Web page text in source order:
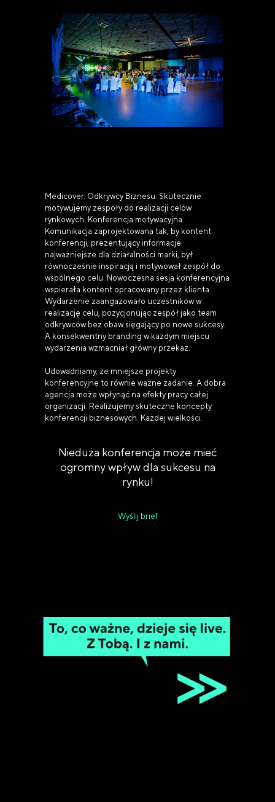
Medicover. Odkrywcy Biznesu. Skutecznie
motywujemy zespoły do realizacji celów
rynkowych. Konferencja motywacyjna.
Komunikacja zaprojektowana tak, by kontent
konferencji, prezentujący informacje
najważniejsze dla działalności marki, był
równocześnie inspiracją i motywował zespół do
wspólnego celu. Nowoczesna sesja konferencyjna
wspierała kontent opracowany przez klienta.
Wydarzenie zaangażowało uczestników w
realizację celu, pozycjonując zespół jako team
odkrywców bez obaw sięgający po nowe sukcesy.
A konsekwentny branding w każdym miejscu
wydarzenia wzmacniał główny przekaz.
Udowadniamy, że mniejsze projekty
konferencyjne to równie ważne zadanie. A dobra
agencja może wpłynąć na efekty pracy całej
organizacji. Realizujemy skuteczne koncepty
konferencji biznesowych. Każdej wielkości.
Nieduża konferencja może mieć
ogromny wpływ dla sukcesu na
rynku!
Wyślij brief